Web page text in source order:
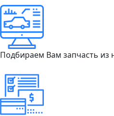
Подбираем Вам запчасть из